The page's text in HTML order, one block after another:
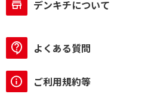
デンキチについて
よくある質問
ご利用規約等